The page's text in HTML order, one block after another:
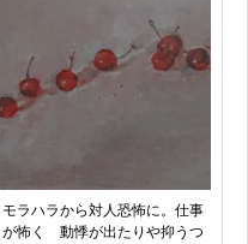
モラハラから対人恐怖に。仕事
が怖く 動悸が出たりや抑うつ